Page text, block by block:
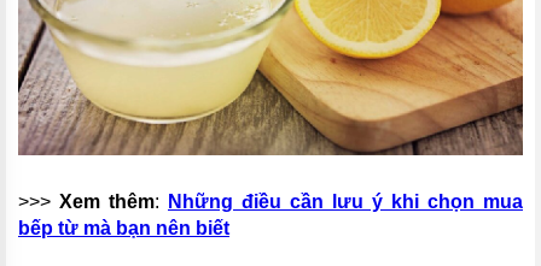
>>> Xem thêm:
Những điều cần lưu ý khi chọn mua
bếp từ mà bạn nên biết